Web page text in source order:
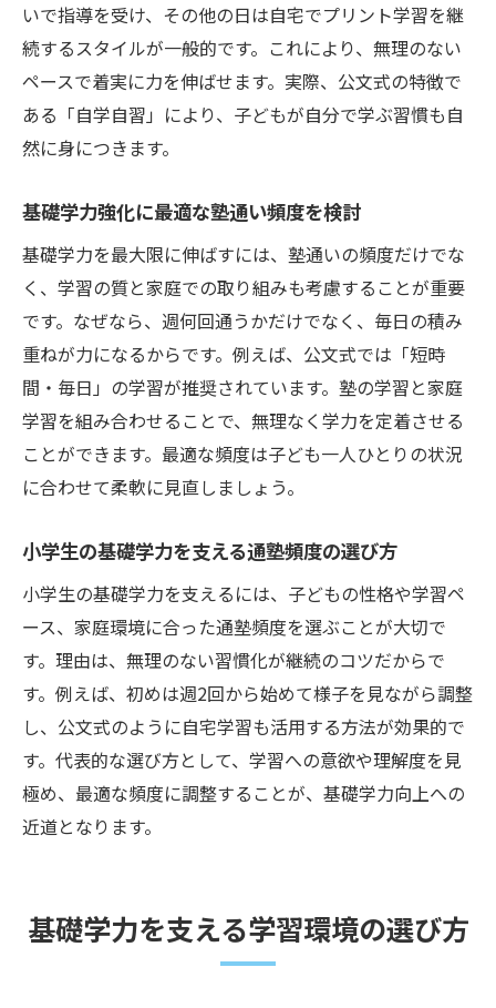
いで指導を受け、その他の日は自宅でプリント学習を継
続するスタイルが一般的です。これにより、無理のない
ペースで着実に力を伸ばせます。実際、公文式の特徴で
ある「自学自習」により、子どもが自分で学ぶ習慣も自
然に身につきます。
基礎学力強化に最適な塾通い頻度を検討
基礎学力を最大限に伸ばすには、塾通いの頻度だけでな
く、学習の質と家庭での取り組みも考慮することが重要
です。なぜなら、週何回通うかだけでなく、毎日の積み
重ねが力になるからです。例えば、公文式では「短時
間・毎日」の学習が推奨されています。塾の学習と家庭
学習を組み合わせることで、無理なく学力を定着させる
ことができます。最適な頻度は子ども一人ひとりの状況
に合わせて柔軟に見直しましょう。
小学生の基礎学力を支える通塾頻度の選び方
小学生の基礎学力を支えるには、子どもの性格や学習ペ
ース、家庭環境に合った通塾頻度を選ぶことが大切で
す。理由は、無理のない習慣化が継続のコツだからで
す。例えば、初めは週2回から始めて様子を見ながら調整
し、公文式のように自宅学習も活用する方法が効果的で
す。代表的な選び方として、学習への意欲や理解度を見
極め、最適な頻度に調整することが、基礎学力向上への
近道となります。
基礎学力を支える学習環境の選び方